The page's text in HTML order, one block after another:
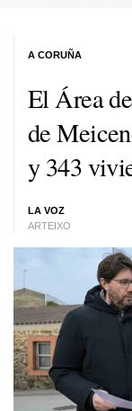
El Área
de
y 343
LA VOZ
ARTEIXO
A CORUÑA